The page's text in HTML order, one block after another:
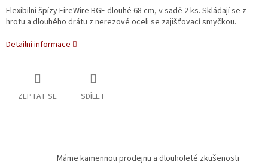
Flexibilní špízy FireWire BGE dlouhé 68 cm, v sadě 2 ks. Skládají se z
hrotu a dlouhého drátu z nerezové oceli se zajišťovací smyčkou.
Detailní informace
ZEPTAT SE SDÍLET
Máme kamennou prodejnu a dlouholeté zkušenosti